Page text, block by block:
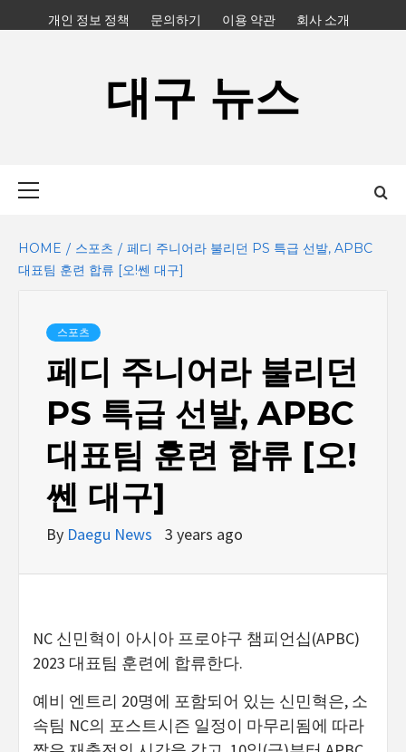
to
개인 정보 정책 문의하기 이용 약관 회사 소개
대구 뉴스
HOME 스포츠
페디 주니어라 불리던 PS 특급 선발, APBC
대표팀 훈련 합류 [오!쎈 대구]
스포츠
페디 주니어라 불리던
PS 특급 선발, APBC
대표팀 훈련 합류 [오!
쎈 대구]
By Daegu News 3 years ago
NC 신민혁이 아시아 프로야구 챔피언십(APBC)
2023 대표팀 훈련에 합류한다.
예비 엔트리 20명에 포함되어 있는 신민혁은, 소
속팀 NC의 포스트시즌 일정이 마무리됨에 따라